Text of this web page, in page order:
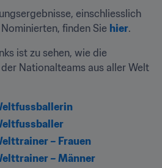
einschliesslich
finden Sie hier.
ist zu sehen, wie die
Nationalteams aus aller Welt
– Frauen
– Männer